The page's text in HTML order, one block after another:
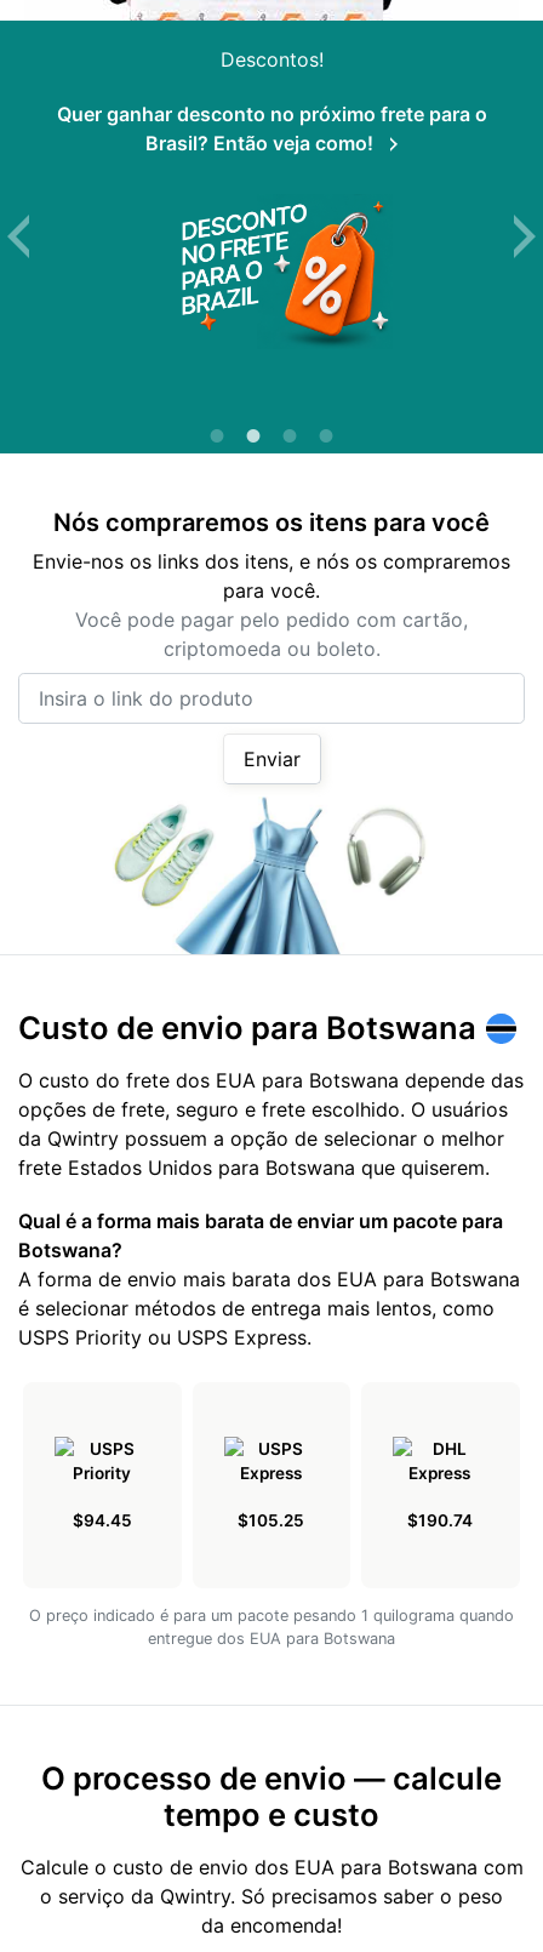
Descontos!
Quer ganhar desconto no próximo frete para o
Brasil? Então veja como!
Nós compraremos os itens para você
Envie-nos os links dos itens, e nós os compraremos
para você.
Você pode pagar pelo pedido com cartão,
criptomoeda ou boleto.
Enviar
Custo de envio para Botswana
O custo do frete dos EUA para Botswana depende das
opções de frete, seguro e frete escolhido. O usuários
da Qwintry possuem a opção de selecionar o melhor
frete Estados Unidos para Botswana que quiserem.
Qual é a forma mais barata de enviar um pacote para
Botswana?
A forma de envio mais barata dos EUA para Botswana
é selecionar métodos de entrega mais lentos, como
USPS Priority ou USPS Express.
$94.45 $105.25 $190.74
O preço indicado é para um pacote pesando 1 quilograma quando
entregue dos EUA para Botswana
O processo de envio — calcule
tempo e custo
Calcule o custo de envio dos EUA para Botswana com
o serviço da Qwintry. Só precisamos saber o peso
da encomenda!